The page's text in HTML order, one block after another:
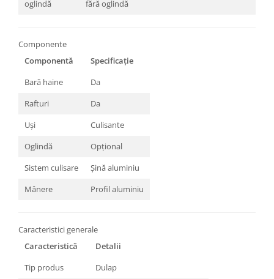
oglindă
fără oglindă
Componente
Componentă
Specificație
Bară haine
Da
Rafturi
Da
Uși
Culisante
Oglindă
Opțional
Sistem culisare
Șină aluminiu
Mânere
Profil aluminiu
Caracteristici generale
Caracteristică
Detalii
Tip produs
Dulap